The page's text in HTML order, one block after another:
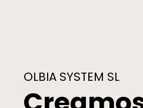
OLBIA SYSTEM SL